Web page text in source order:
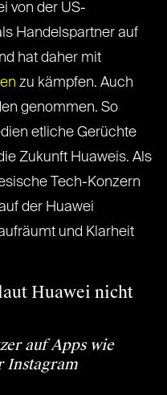
von der US-
Handelspartner auf
hat daher mit
zu kämpfen. Auch
genommen. So
etliche Gerüchte
Zukunft Huaweis. Als
Tech-Konzern
der Huawei
und Klarheit
Huawei nicht
auf Apps wie
Instagram